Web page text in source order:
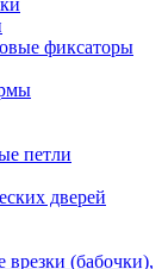
фиксаторы
петли
дверей
(бабочки),